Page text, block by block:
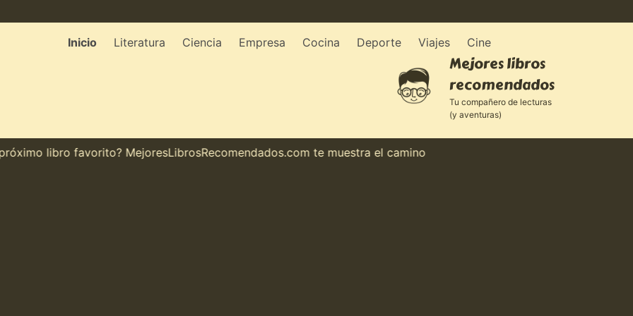
Inicio Literatura Ciencia Empresa Cocina Deporte Viajes Cine
Mejores libros
recomendados
Tu compañero de lecturas
(y aventuras)
libro favorito? MejoresLibrosRecomendados.com te muestra el camino